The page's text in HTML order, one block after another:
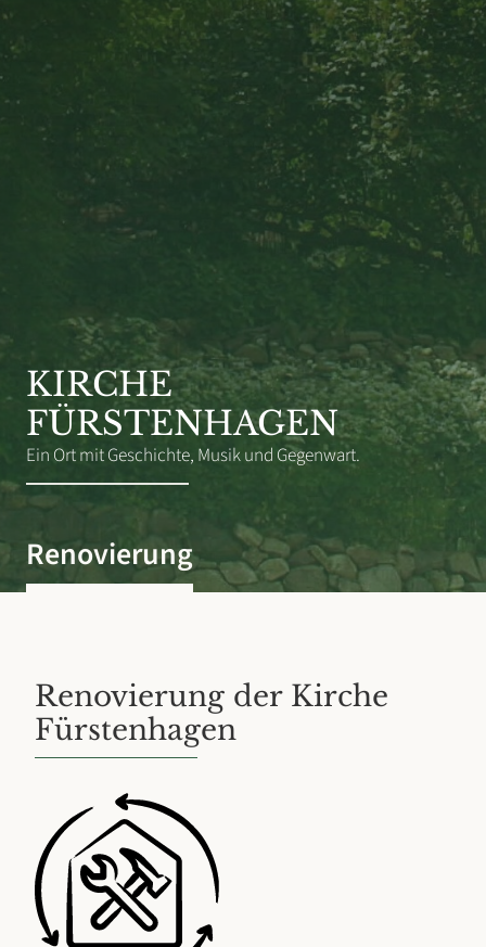
KIRCHE
FÜRSTENHAGEN
Ein Ort mit Geschichte, Musik und Gegenwart.
Renovierung
Renovierung der Kirche
Fürstenhagen